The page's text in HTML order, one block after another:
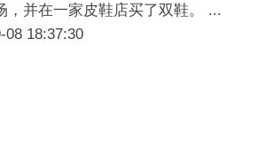
，并在一家皮鞋店买了双鞋。 ...
08 18:37:30